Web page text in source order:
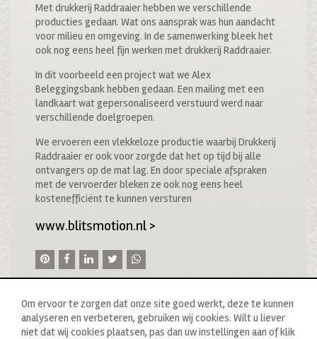
Met drukkerij Raddraaier hebben we verschillende
producties gedaan. Wat ons aansprak was hun aandacht
voor milieu en omgeving. In de samenwerking bleek het
ook nog eens heel fijn werken met drukkerij Raddraaier.
In dit voorbeeld een project wat we Alex
Beleggingsbank hebben gedaan. Een mailing met een
landkaart wat gepersonaliseerd verstuurd werd naar
verschillende doelgroepen.
We ervoeren een vlekkeloze productie waarbij Drukkerij
Raddraaier er ook voor zorgde dat het op tijd bij alle
ontvangers op de mat lag. En door speciale afspraken
met de vervoerder bleken ze ook nog eens heel
kostenefficiënt te kunnen versturen
www.blitsmotion.nl >
Om ervoor te zorgen dat onze site goed werkt, deze te kunnen
analyseren en verbeteren, gebruiken wij cookies. Wilt u liever
niet dat wij cookies plaatsen, pas dan uw instellingen aan of klik